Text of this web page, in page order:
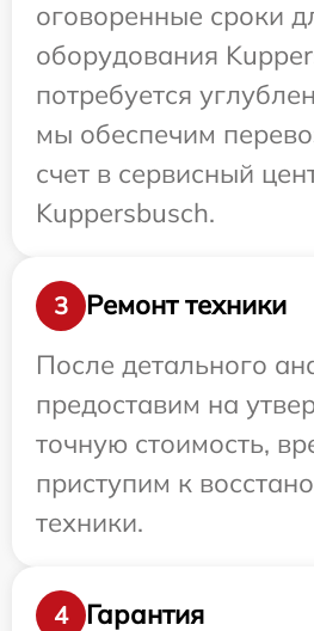
оговоренные сроки
оборудования
потребуется
мы обеспечим
счет в сервисный
Kuppersbusch.
3
Ремонт техники
После детального
предоставим на
точную стоимость,
приступим к
техники.
4
Гарантия